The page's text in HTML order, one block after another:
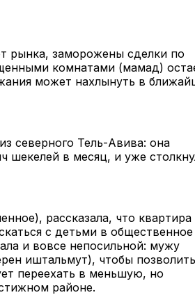
рынка, заморожены сделки по
комнатами (мамад)
может нахлынуть в
северного Тель-Авива: она
шекелей в месяц, и уже
рассказала, что квартира
с детьми в общественное
и вовсе непосильной: мужу
иштальмут), чтобы
переехать в меньшую, но
районе.